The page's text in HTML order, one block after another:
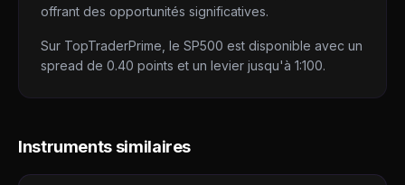
offrant des opportunités significatives.
Sur TopTraderPrime, le SP500 est disponible avec un
spread de 0.40 points et un levier jusqu'à 1:100.
Instruments similaires